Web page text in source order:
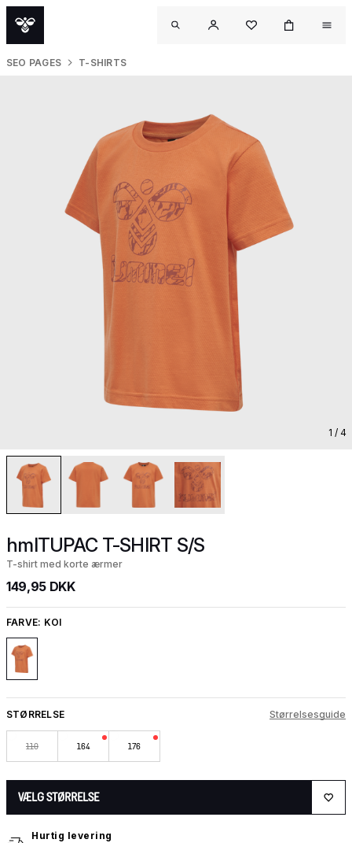
SEO PAGES T-SHIRTS
1 / 4
hmlTUPAC T-SHIRT S/S
T-shirt med korte ærmer
149,95 DKK
FARVE: KOI
STØRRELSE Størrelsesguide
110 164 176
VÆLG STØRRELSE
Hurtig levering